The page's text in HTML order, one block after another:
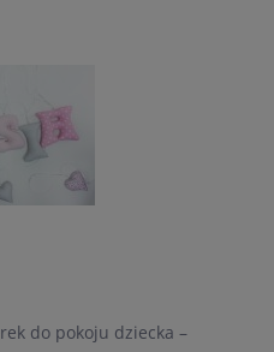
do pokoju dziecka –